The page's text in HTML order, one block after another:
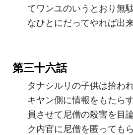
てワンユのいうとおり無
なひとにだってやれば出
第三十六話
タナシルリの子供は拾わ
キヤン側に情報をもたら
員させて尼僧の殺害を目
ク内官に尼僧を匿っても